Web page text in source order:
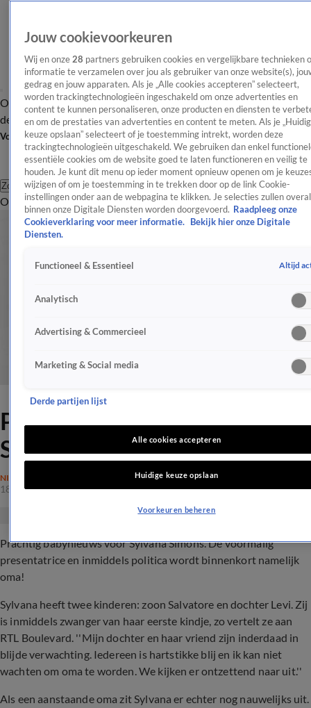
OverzichtAfleveringen Entertainment TV Algemeen
Tip
de redactieNieuwsbrief
Volg Shownieuws
Zoeken
OverzichtEntertainmentSpraakmakendRealityCrimeVideo's
Prachtig babynieuws voor
Sylvana Simons
NIEUWS
18 okt 2019, 21:00
Prachtig babynieuws voor Sylvana Simons. De voormalig
presentatrice en inmiddels politica wordt binnenkort namelijk
oma!
Sylvana heeft twee kinderen: zoon Salvatore en dochter Levi. Zij
is inmiddels zwanger van haar eerste kindje, zo vertelt ze aan
RTL Boulevard. ''Mijn dochter en haar vriend zijn inderdaad in
blijde verwachting. Iedereen is hartstikke blij en ik kan niet
wachten om oma te worden. We kijken er ontzettend naar uit.''
Als een aanstaande oma zit Sylvana er echter nog nauwelijks uit.
Jouw cookievoorkeuren
Wij en onze 28 partners gebruiken cookies en vergelijkbare technieken
informatie te verzamelen over jou als gebruiker van onze website(s),
gedrag en jouw apparaten. Als je „Alle cookies accepteren” selecteert,
worden trackingtechnologieën ingeschakeld om onze advertenties en
content te kunnen personaliseren, onze producten en diensten te
en om de prestaties van advertenties en content te meten. Als je
keuze opslaan” selecteert of je toestemming intrekt, worden deze
trackingtechnologieën uitgeschakeld. We gebruiken dan enkel
essentiële cookies om de website goed te laten functioneren en veilig te
houden. Je kunt dit menu op ieder moment opnieuw openen om je
wijzigen of om je toestemming in te trekken door op de link Cookie-
instellingen onder aan de webpagina te klikken. Je selecties zullen overal
binnen onze Digitale Diensten worden doorgevoerd. Raadpleeg onze
Cookieverklaring voor meer informatie.
Bekijk hier onze Digitale
Diensten.
Functioneel & Essentieel Altijd
Analytisch
Advertising & Commercieel
Marketing & Social media
Derde partijen lijst
Alle cookies accepteren
Huidige keuze opslaan
Voorkeuren beheren